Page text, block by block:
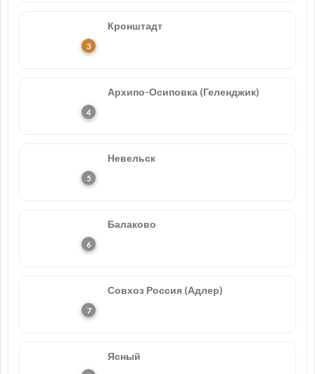
Кронштадт
Архипо-Осиповка (Геленджик)
Невельск
Балаково
Совхоз Россия (Адлер)
Ясный